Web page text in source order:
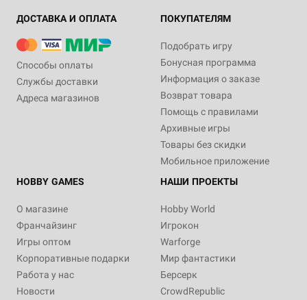
ДОСТАВКА И ОПЛАТА
Способы оплаты
Службы доставки
Адреса магазинов
ПОКУПАТЕЛЯМ
Подобрать игру
Бонусная программа
Информация о заказе
Возврат товара
Помощь с правилами
Архивные игры
Товары без скидки
Мобильное приложение
HOBBY GAMES
О магазине
Франчайзинг
Игры оптом
Корпоративные подарки
Работа у нас
Новости
НАШИ ПРОЕКТЫ
Hobby World
Игрокон
Warforge
Мир фантастики
Берсерк
CrowdRepublic